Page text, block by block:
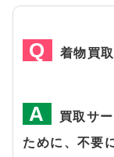
着物買
買取サ
ために、不要